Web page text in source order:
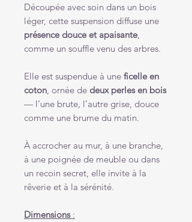
Découpée avec soin dans un bois
léger, cette suspension diffuse une
présence douce et apaisante,
comme un souffle venu des arbres.
Elle est suspendue à une ficelle en
coton, ornée de deux perles en bois
— l’une brute, l’autre grise, douce
comme une brume du matin.
À accrocher au mur, à une branche,
à une poignée de meuble ou dans
un recoin secret, elle invite à la
rêverie et à la sérénité.
Dimensions: